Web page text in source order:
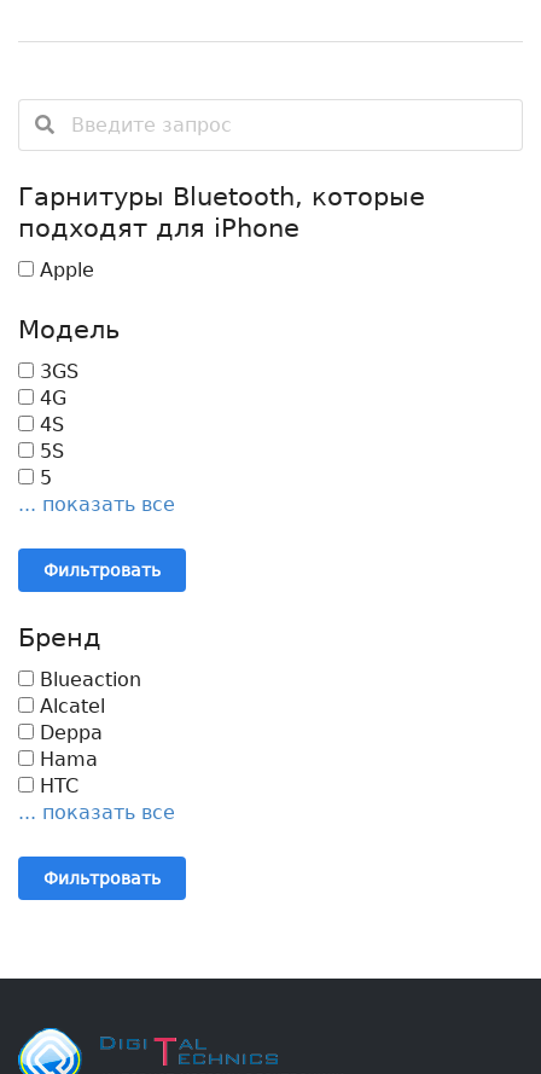
Гарнитуры Bluetooth, которые
подходят для iPhone
Apple
Модель
3GS
4G
4S
5S
5
... показать все
Фильтровать
Бренд
Blueaction
Alcatel
Deppa
Hama
HTC
... показать все
Фильтровать